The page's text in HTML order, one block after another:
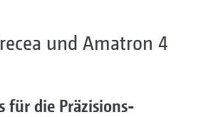
und Amatron 4
für die Präzisions-